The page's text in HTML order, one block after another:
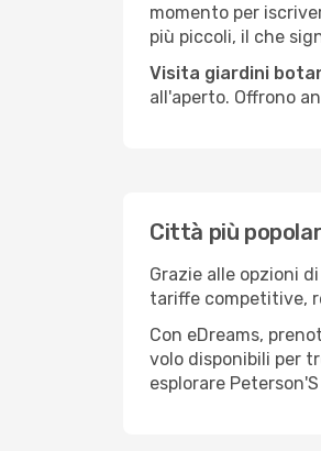
momento per
più piccoli, il che
Visita giardini
all'aperto. Offrono
Città più
Grazie alle opzioni
tariffe competitive,
Con eDreams,
volo disponibili per
esplorare